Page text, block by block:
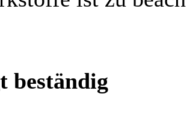
beständig